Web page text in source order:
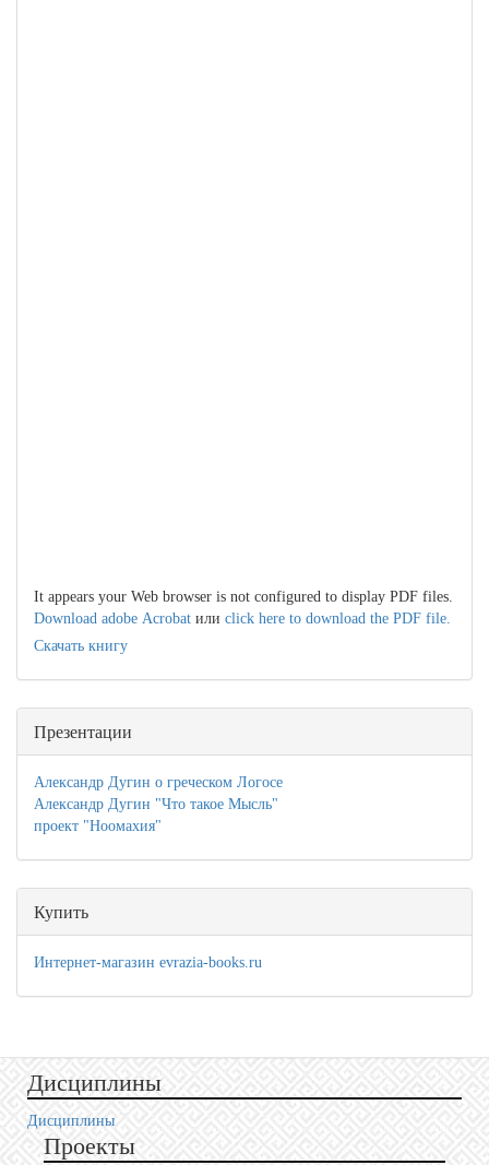
It appears your Web browser is not configured to display PDF files.
Download adobe Acrobat или click here to download the PDF file.
Скачать книгу
Презентации
Александр Дугин о греческом Логосе
Александр Дугин "Что такое Мысль"
проект "Ноомахия"
Купить
Интернет-магазин evrazia-books.ru
Дисциплины
Дисциплины
Проекты